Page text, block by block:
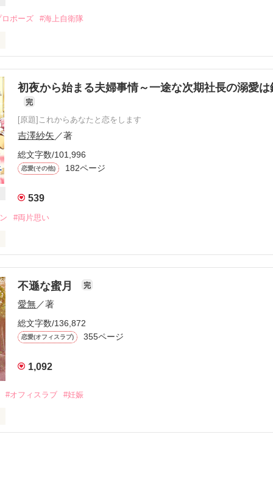
ロポーズ #海上自衛隊
チャンスをくれないか？」
た海上自衛官の彼と
な、ドラマティックな恋を。
初夜から始まる夫婦事情～一途な次期社長の溺愛
完
[原題]これからあなたと恋をします
吉澤紗矢 ／著
総文字数/101,996
恋愛(その他) 182ページ
539
#両片思い
婚生活がスタートするけれど、だんだんと悩みも出て来て…
･.｡**.:･.｡**.:･.｡**.:･.｡**.:･.｡**.:･.｡**.:･.｡**
りがや　こうこ）　２５歳。
女。
らがわ　しゅうや）３０歳
務。
2019/12/13限定公開
不遜な蜜月 完
愛無／著
総文字数/136,872
恋愛(オフィスラブ) 355ページ
1,092
#オフィスラブ #妊娠